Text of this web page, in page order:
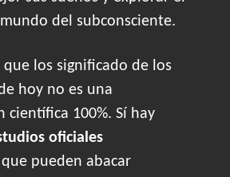
del subconsciente.
los significado de los
hoy no es una
científica 100%. Sí hay
oficiales
que pueden abacar